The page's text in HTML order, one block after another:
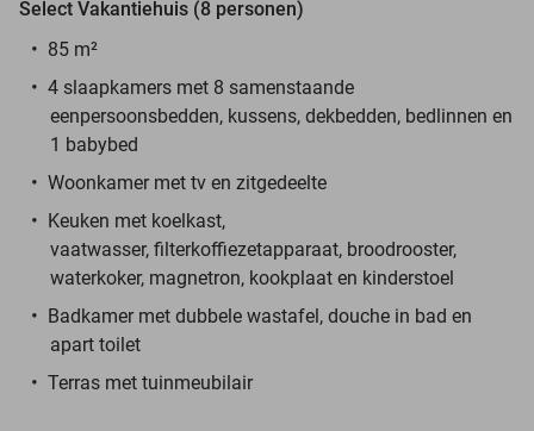
Select Vakantiehuis (8 personen)
85 m²
4 slaapkamers met 8 samenstaande
eenpersoonsbedden, kussens, dekbedden, bedlinnen en
1 babybed
Woonkamer met tv en zitgedeelte
Keuken met koelkast,
vaatwasser, filterkoffiezetapparaat, broodrooster,
waterkoker, magnetron, kookplaat en kinderstoel
Badkamer met dubbele wastafel, douche in bad en
apart toilet
Terras met tuinmeubilair